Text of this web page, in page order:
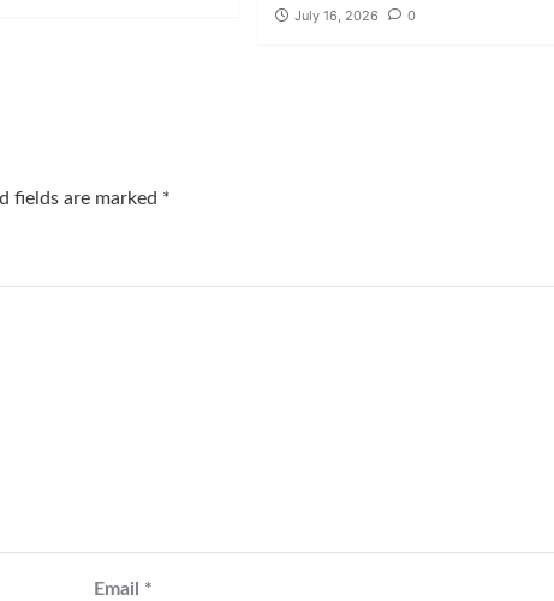
July 16, 2026 0
fields are marked *
Email *